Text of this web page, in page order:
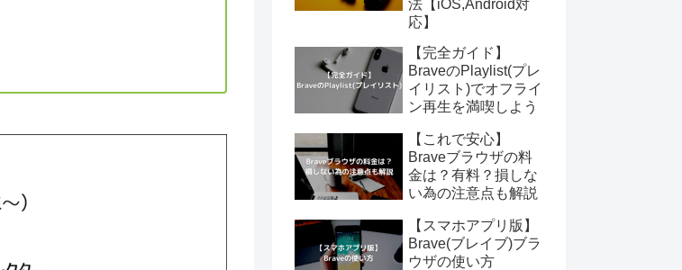
法【iOS,Android対
応】
【完全ガイド】
BraveのPlaylist(プレ
イリスト)でオフライ
ン再生を満喫しよう
【これで安心】
Braveブラウザの料
金は？有料？損しな
い為の注意点も解説
【スマホアプリ版】
Brave(ブレイブ)ブラ
ウザの使い方